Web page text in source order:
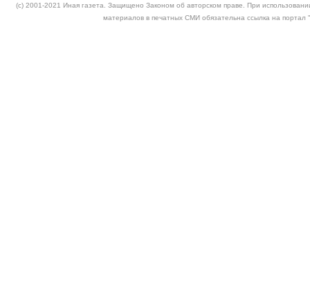
(c) 2001-2021 Иная газета. Защищено Законом об авторском праве. При
материалов в печатных СМИ обязательна ссылка на